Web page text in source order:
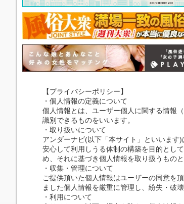
【プライバシーポリシー】
・個人情報の定義について
個人情報とは、ユーザー個人に関する情報
識別できるものをいいます。
・取り扱いについて
アンダーナビ(以下「本サイト」といいます
安心して利用しうる体制の構築を目的とし
め、それに基づき個人情報を取り扱うものと
・収集・管理について
ご提供頂いた個人情報はユーザーの同意を
ました個人情報を厳重に管理し、紛失・破
・利用について